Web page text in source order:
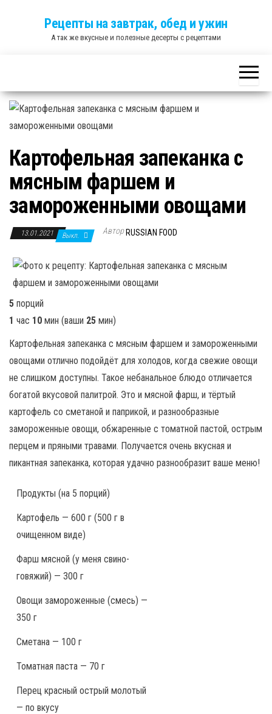
Рецепты на завтрак, обед и ужин
А так же вкусные и полезные десерты с рецептами
Картофельная запеканка с
мясным фаршем и
замороженными овощами
13.01.2021 Выкл. Автор RUSSIAN FOOD
5 порций
1 час 10 мин (ваши 25 мин)
Картофельная запеканка с мясным фаршем и замороженными
овощами отлично подойдёт для холодов, когда свежие овощи
не слишком доступны. Такое небанальное блюдо отличается
богатой вкусовой палитрой. Это и мясной фарш, и тёртый
картофель со сметаной и паприкой, и разнообразные
замороженные овощи, обжаренные с томатной пастой, острым
перцем и пряными травами. Получается очень вкусная и
пикантная запеканка, которая удачно разнообразит ваше меню!
Продукты (на 5 порций)
Картофель — 600 г (500 г в
очищенном виде)
Фарш мясной (у меня свино-
говяжий) — 300 г
Овощи замороженные (смесь) —
350 г
Сметана — 100 г
Томатная паста — 70 г
Перец красный острый молотый
— по вкусу